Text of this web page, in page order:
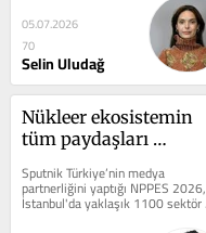
05.07.2026
70
Selin Uludağ
Nükleer ekosistemin
tüm paydaşları
'Nükleer hedefin tek
yolu güçlü ve yerli
Sputnik Türkiye’nin medya
partnerliğini yaptığı NPPES 2026,
İstanbul'da yaklaşık 1100 sektör
temsilcisini buluştururken,